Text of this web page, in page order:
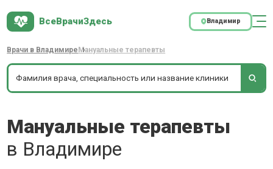
ВсеВрачиЗдесь Владимир
Врачи в Владимире Мануальные терапевты
Мануальные терапевты
в Владимире